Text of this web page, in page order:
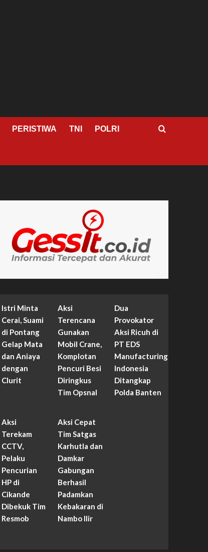
PERISTIWA TNI POLRI
Istri Minta
Cerai, Suami
di Pontang
Gelap Mata
dan Aniaya
dengan
Clurit
Aksi
Terencana
Gunakan
Mobil Crane,
Komplotan
Pencuri Besi
Diringkus
Tim Opsnal
Dua
Provokator
Aksi Ricuh di
PT EDS
Manufacturing
Indonesia
Ditangkap
Polda Banten
Aksi
Terekam
CCTV,
Pelaku
Pencurian
HP di
Cikande
Dibekuk Tim
Resmob
Aksi Cepat
Tim Satgas
Karhutla dan
Damkar
Gabungan
Berhasil
Padamkan
Kebakaran di
Nambo Ilir